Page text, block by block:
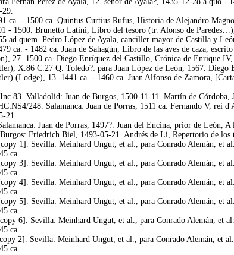
29.
ca. - 1500 ca. Quintus Curtius Rufus, Historia de Alejandro
- 1500. Brunetto Latini, Libro del tesoro (tr. Alonso de
ad quem. Pedro López de Ayala, canciller mayor de Castilla y
ca. - 1482 ca. Juan de Sahagún, Libro de las aves de caza,
27. 1500 ca. Diego Enríquez del Castillo, Crónica de Enrique IV,
X.86 C.27 Q. Toledo?: para Juan López de León, 1567. Diego
(Lodge), 13. 1441 ca. - 1460 ca. Juan Alfonso de Zamora,
83. Valladolid: Juan de Burgos, 1500-11-11. Martín de Córdoba,
248. Salamanca: Juan de Porras, 1511 ca. Fernando V, rei
21.
Juan de Porras, 1497?. Juan del Encina, prior de León,
Friedrich Biel, 1493-05-21. Andrés de Li, Repertorio de los
1]. Sevilla: Meinhard Ungut, et al., para Conrado Alemán, et
ca.
3]. Sevilla: Meinhard Ungut, et al., para Conrado Alemán, et
ca.
4]. Sevilla: Meinhard Ungut, et al., para Conrado Alemán, et
ca.
5]. Sevilla: Meinhard Ungut, et al., para Conrado Alemán, et
ca.
6]. Sevilla: Meinhard Ungut, et al., para Conrado Alemán, et
ca.
2]. Sevilla: Meinhard Ungut, et al., para Conrado Alemán, et
ca.